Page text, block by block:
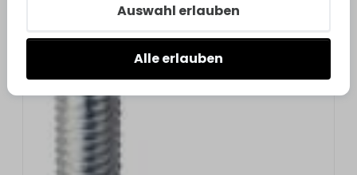
Auswahl erlauben
Alle erlauben